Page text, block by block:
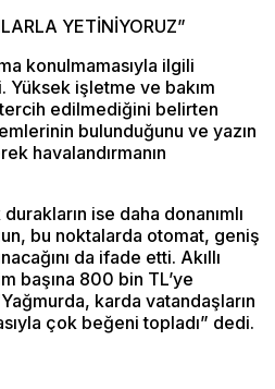
YETİNİYORUZ”
konulmamasıyla ilgili
Yüksek işletme ve bakım
edilmediğini belirten
bulunduğunu ve yazın
havalandırmanın
ise daha donanımlı
bu noktalarda otomat, geniş
da ifade etti. Akıllı
başına 800 bin TL’ye
karda vatandaşların
çok beğeni topladı” dedi.